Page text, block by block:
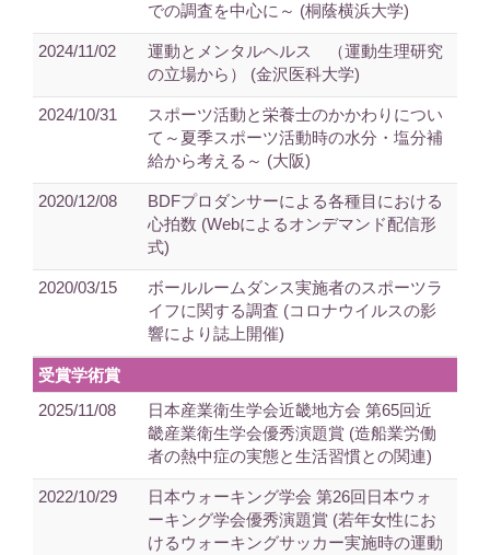
での調査を中心に～ (桐蔭横浜大学)
2024/11/02
運動とメンタルヘルス （運動生理研究
の立場から） (金沢医科大学)
2024/10/31
スポーツ活動と栄養士のかかわりについ
て～夏季スポーツ活動時の水分・塩分補
給から考える～ (大阪)
2020/12/08
BDFプロダンサーによる各種目における
心拍数 (Webによるオンデマンド配信形
式)
2020/03/15
ボールルームダンス実施者のスポーツラ
イフに関する調査 (コロナウイルスの影
響により誌上開催)
受賞学術賞
2025/11/08
日本産業衛生学会近畿地方会 第65回近
畿産業衛生学会優秀演題賞 (造船業労働
者の熱中症の 実態と生活習慣との関連)
2022/10/29
日本ウォーキング学会 第26回日本ウォ
ーキング学会優秀演題賞 (若年女性にお
けるウォーキングサッカー実施時の運動